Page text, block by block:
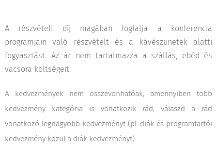
A részvételi díj magában foglalja a konferencia
programjain való részvételt és a kávészünetek alatti
fogyasztást. Az ár nem tartalmazza a szállás, ebéd és
vacsora költségeit.
A kedvezmények nem összevonhatóak, amennyiben több
kedvezmény kategória is vonatkozik rád, válaszd a rád
vonatkozó legnagyobb kedvezményt (pl. diák és programtartói
kedvezmény közül a diák kedvezményt).